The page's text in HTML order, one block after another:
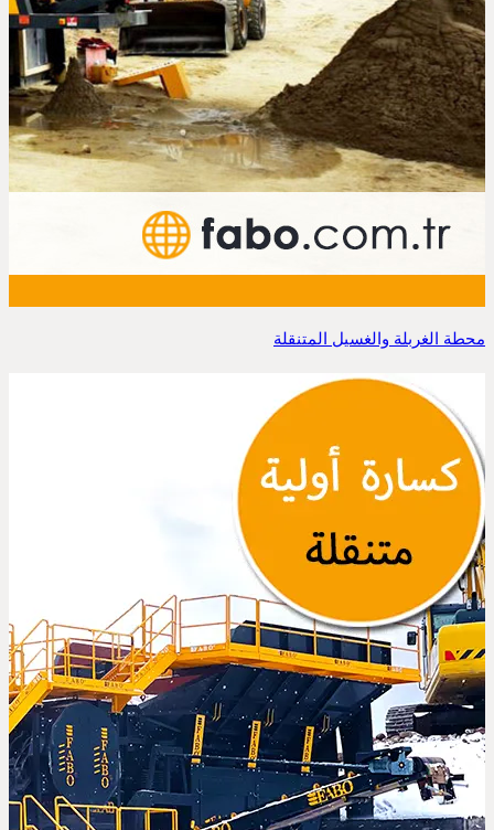
محطة الغربلة والغسيل المتنقلة